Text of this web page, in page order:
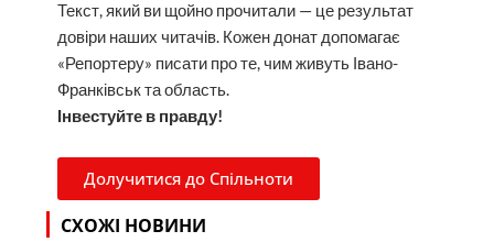
Текст, який ви щойно прочитали — це результат
довіри наших читачів. Кожен донат допомагає
«Репортеру» писати про те, чим живуть Івано-
Франківськ та область.
Інвестуйте в правду!
Долучитися до Спільноти
СХОЖІ НОВИНИ